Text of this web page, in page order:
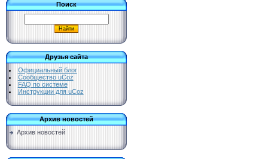
Поиск
Друзья сайта
Официальный блог
Сообщество uCoz
FAQ по системе
Инструкции для uCoz
Архив новостей
Архив новостей